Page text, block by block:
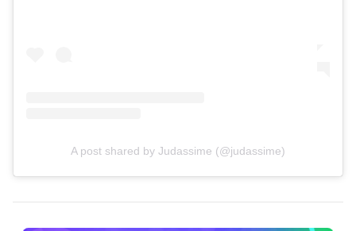
A post shared by Judassime (@judassime)